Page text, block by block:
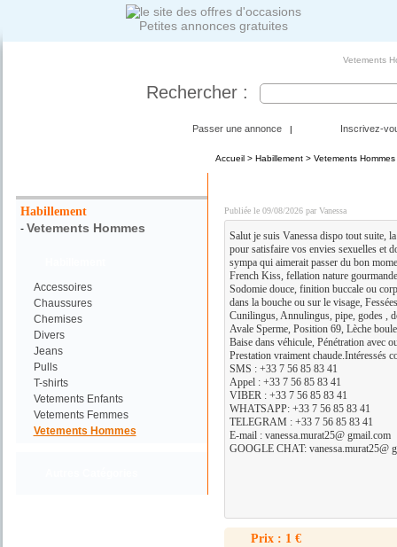
Petites annonces gratuites
Vetements
Rechercher :
Passer une annonce | Inscrivez-
Habillement
- Vetements Hommes
Accessoires
Chaussures
Chemises
Divers
Jeans
Pulls
T-shirts
Vetements Enfants
Vetements Femmes
Vetements Hommes
Accueil> Habillement> Vetements Hommes
Publiée le 09/08/2026 par Vanessa
Salut je suis Vanessa dispo tout suite,
pour satisfaire vos envies sexuelles et
sympa qui aimerait passer du bon
French Kiss, fellation nature
Sodomie douce, finition buccale ou
dans la bouche ou sur le visage,
Cunilingus, Annulingus, pipe, godes ,
Avale Sperme, Position 69, Lèche
Baise dans véhicule, Pénétration avec
Prestation vraiment chaude.Intéressés
SMS : +33 7 56 85 83 41
Appel : +33 7 56 85 83 41
VIBER : +33 7 56 85 83 41
WHATSAPP: +33 7 56 85 83 41
TELEGRAM : +33 7 56 85 83 41
E-mail : vanessa.murat25@ gmail.com
GOOGLE CHAT: vanessa.murat25@
Prix : 1 €